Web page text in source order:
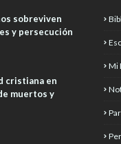
sobreviven
y persecución
cristiana en
muertos y
Mi